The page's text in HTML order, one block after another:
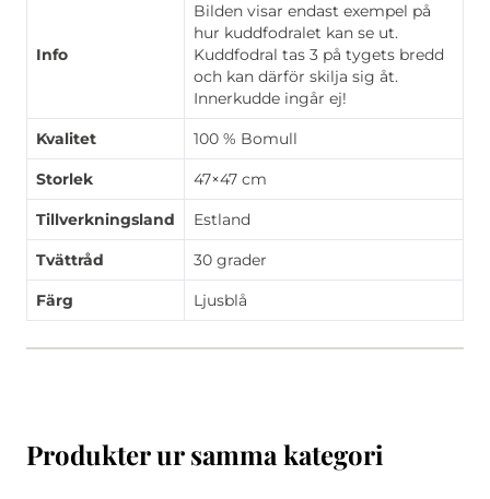
Info
Bilden visar endast exempel på
hur kuddfodralet kan se ut.
Kuddfodral tas 3 på tygets bredd
och kan därför skilja sig åt.
Innerkudde ingår ej!
Kvalitet 100 % Bomull
Storlek 47×47 cm
Tillverkningsland Estland
Tvättråd 30 grader
Färg Ljusblå
Produkter ur samma kategori